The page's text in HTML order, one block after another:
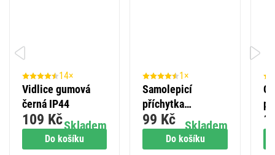
Do košíku
14×
Vidlice gumová
černá IP44
Skladem
109 Kč
Do košíku
1×
Samolepicí
příchytka
stahovacího pásku
20×20 mm, černá,
25 ks
Skladem
99 Kč